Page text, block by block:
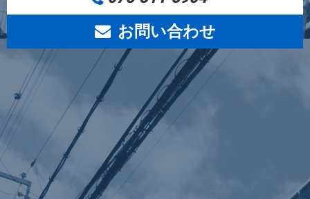
お問い合わせ